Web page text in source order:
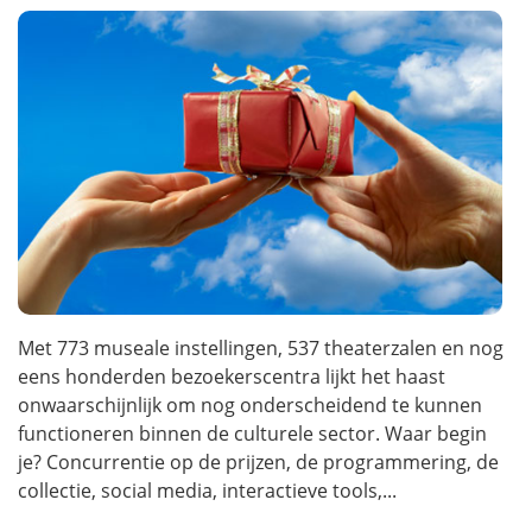
Met 773 museale instellingen, 537 theaterzalen en nog
eens honderden bezoekerscentra lijkt het haast
onwaarschijnlijk om nog onderscheidend te kunnen
functioneren binnen de culturele sector. Waar begin
je? Concurrentie op de prijzen, de programmering, de
collectie, social media, interactieve tools,...